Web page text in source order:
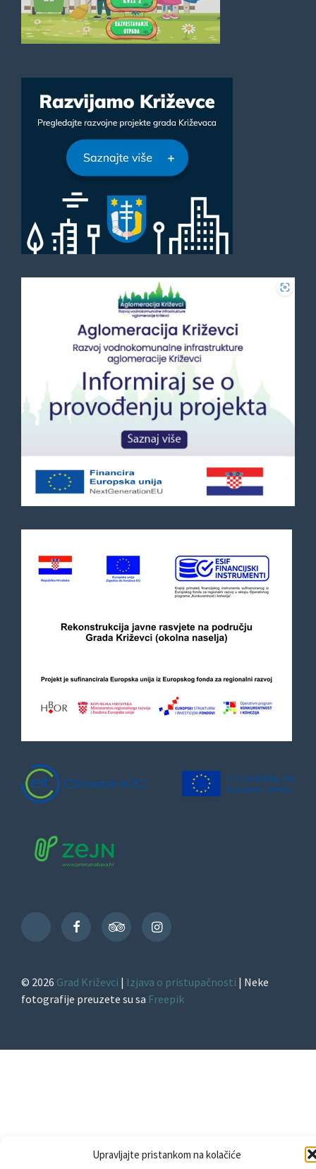
Upravljajte pristankom na kolačiće
TikTok
FacebookTripAdvisorInstagram
© 2026 Grad Križevci | Izjava o pristupačnosti | Neke
fotografije preuzete su sa Freepik